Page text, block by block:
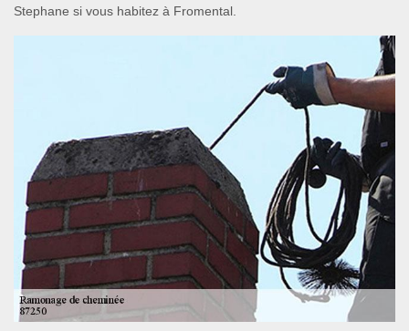
Stephane si vous habitez à Fromental.